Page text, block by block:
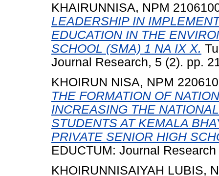
KHAIRUNNISA, NPM
LEADERSHIP IN
EDUCATION IN THE
SCHOOL (SMA) 1 NA IX X.
Journal Research, 5 (2). pp.
KHOIRUN NISA, NPM
THE FORMATION OF
INCREASING THE
STUDENTS AT KEMALA
PRIVATE SENIOR HIGH
EDUCTUM: Journal
KHOIRUNNISAIYAH LUBIS,